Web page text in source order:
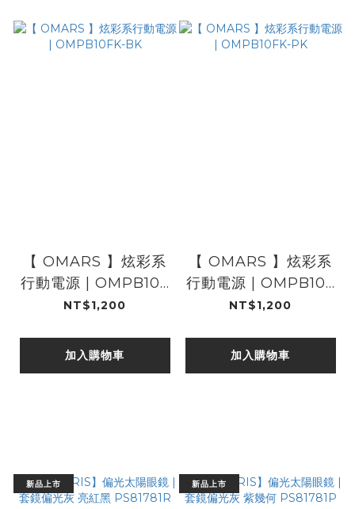
【 OMARS 】炫彩系
行動電源 | OMPB10F
K-BK
NT$1,200
加入購物車
【 OMARS 】炫彩系
行動電源 | OMPB10F
K-PK
NT$1,200
加入購物車
新品上市 新品上市